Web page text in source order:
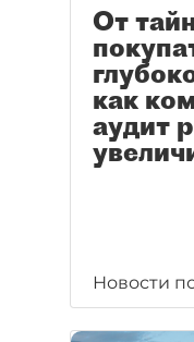
От
как
аудит
Новости